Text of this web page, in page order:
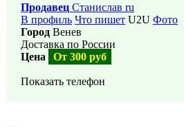
Продавец Станислав ru
В профиль Что пишет U2U Фото
Город Венев
Доставка по России
Цена
От 300 руб
Показать телефон